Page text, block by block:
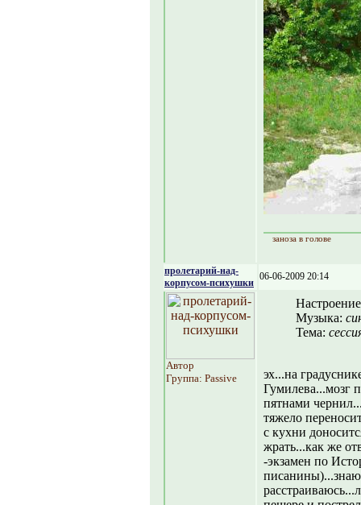
заноза в голове
пролетарий-над-
корпусом-психушки
06-06-2009 20:14
Автор
Группа: Passive
Музыка:
Тема:
эх...на
Гумилева...мозг
пятнами
тяжело
с кухни
жрать...как же
-экзамен по